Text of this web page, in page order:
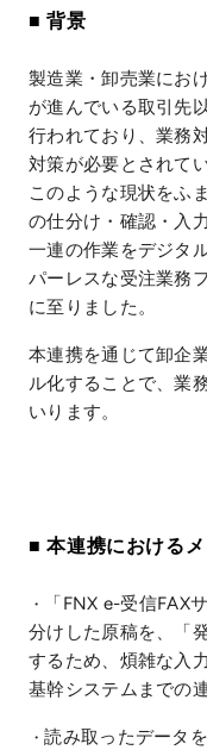
■ 背景
製造業・卸売業にお
が進んでいる取引先
行われており、業務
対策が必要とされてい
このような現状をふ
の仕分け・確認・入
一連の作業をデジタ
パーレスな受注業務
に至りました。
本連携を通じて卸企
ル化することで、業
いります。
■ 本連携におけるメ
・
「FNX e-受信FAX
分けした原稿を、「
するため、煩雑な入
基幹システムまでの
・読み取ったデータ